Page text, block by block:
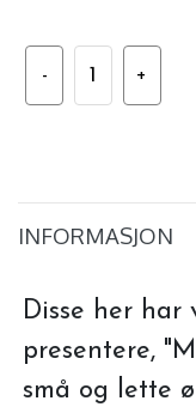
INFORMASJON
Disse her har
presentere,
små og lette